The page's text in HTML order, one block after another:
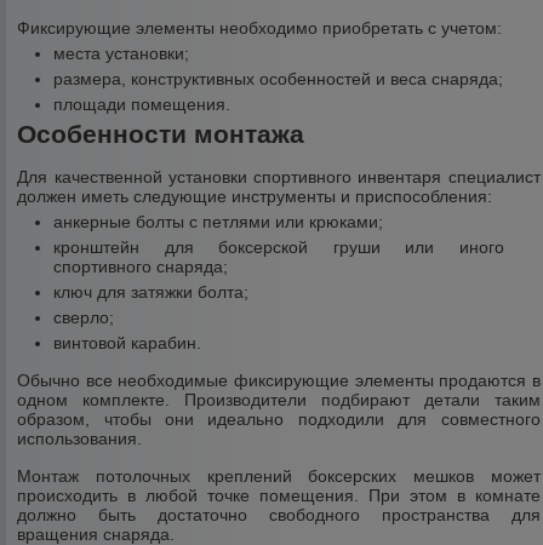
Фиксирующие элементы необходимо приобретать с учетом:
места установки;
размера, конструктивных особенностей и веса снаряда;
площади помещения.
Особенности монтажа
Для качественной установки спортивного инвентаря специалист
должен иметь следующие инструменты и приспособления:
анкерные болты с петлями или крюками;
кронштейн для боксерской груши или иного
спортивного снаряда;
ключ для затяжки болта;
сверло;
винтовой карабин.
Обычно все необходимые фиксирующие элементы продаются в
одном комплекте. Производители подбирают детали таким
образом, чтобы они идеально подходили для совместного
использования.
Монтаж потолочных креплений боксерских мешков может
происходить в любой точке помещения. При этом в комнате
должно быть достаточно свободного пространства для
вращения снаряда.